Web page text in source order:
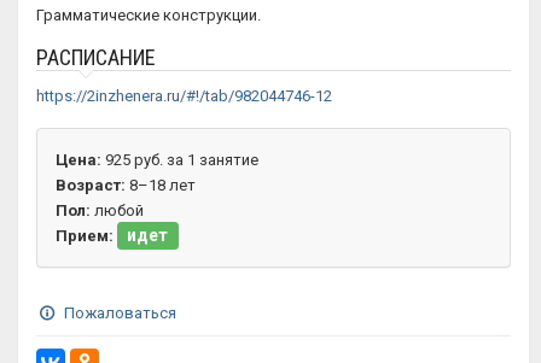
Грамматические конструкции.
РАСПИСАНИЕ
https://2inzhenera.ru/#!/tab/982044746-12
Цена: 925 руб. за 1 занятие
Возраст: 8–18 лет
Пол: любой
Прием:
идет
Пожаловаться